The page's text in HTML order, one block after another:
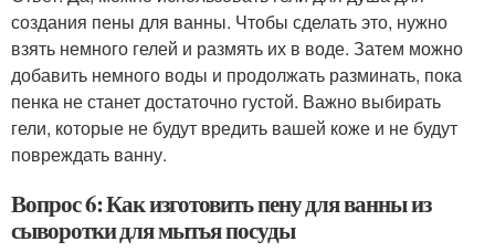
создания пены для ванны. Чтобы сделать это, нужно
взять немного гелей и размять их в воде. Затем можно
добавить немного воды и продолжать разминать, пока
пенка не станет достаточно густой. Важно выбирать
гели, которые не будут вредить вашей коже и не будут
повреждать ванну.
Вопрос 6: Как изготовить пену для ванны из
сыворотки для мытья посуды